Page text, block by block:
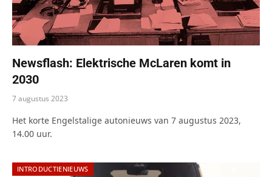
Newsflash: Elektrische McLaren komt in
2030
7 augustus 2023
Het korte Engelstalige autonieuws van 7 augustus 2023,
14.00 uur.
INTRODUCTIENIEUWS